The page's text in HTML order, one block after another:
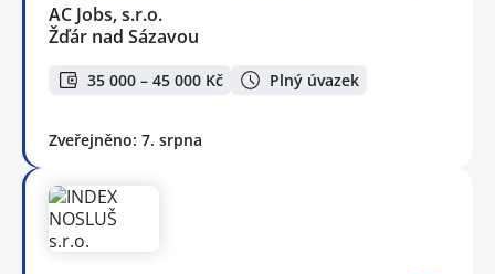
AC Jobs, s.r.o.
Žďár nad Sázavou
35 000 – 45 000 Kč Plný úvazek
Zveřejněno: 7. srpna